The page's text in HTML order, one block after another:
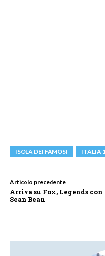
ISOLA DEI FAMOSI ITALIA 1
Articolo precedente
Arriva su Fox, Legends con
Sean Bean